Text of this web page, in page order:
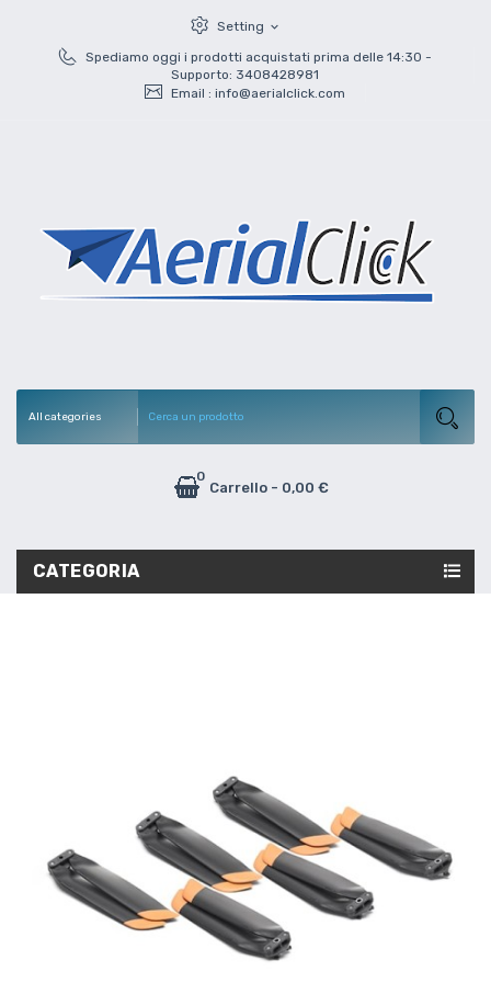
Setting expand_more
Spediamo oggi i prodotti acquistati prima delle 14:30 -
Supporto: 3408428981
Email : info@aerialclick.com
Carrello
0
- 0,00 €
CATEGORIA